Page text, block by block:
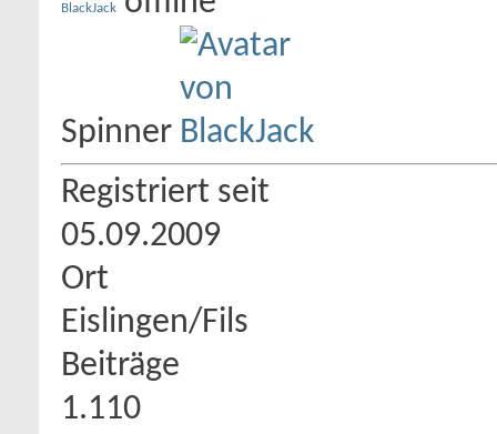
BlackJack
Spinner
Registriert seit
05.09.2009
Ort
Eislingen/Fils
Beiträge
1.110